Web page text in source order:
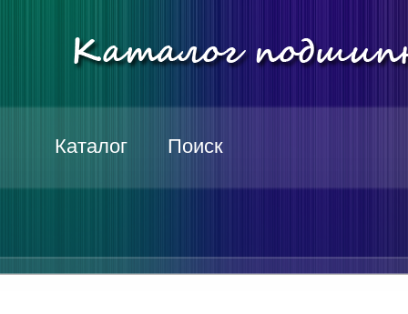
Каталог Поиск